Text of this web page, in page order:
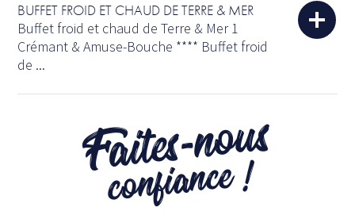
BUFFET FROID ET CHAUD DE TERRE & MER
Buffet froid et chaud de Terre & Mer 1
Crémant & Amuse-Bouche **** Buffet froid
de ...
Faites-nous
confiance !